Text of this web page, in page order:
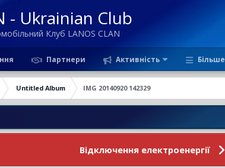
- Ukrainian Club
Клуб LANOS CLAN
Партнери Активність Більше
Untitled Album IMG 20140920 142329
Відключення електроенергії